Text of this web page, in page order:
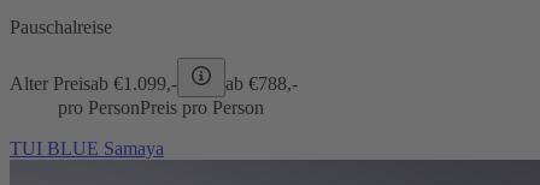
Pauschalreise
Alter Preisab €1.099,- ab €788,-
pro PersonPreis pro Person
TUI BLUE Samaya